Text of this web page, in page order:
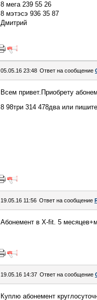
8 мега 239 55 26
8 мэтэсэ 936 35 87
Дмитрий
05.05.16 23:48 Ответ на сообщение
Всем привет.Приобрету
8 98три 314 478два или
19.05.16 11:56 Ответ на сообщение
Абонемент в X-fit. 5
19.05.16 14:37 Ответ на сообщение
Куплю абонемент